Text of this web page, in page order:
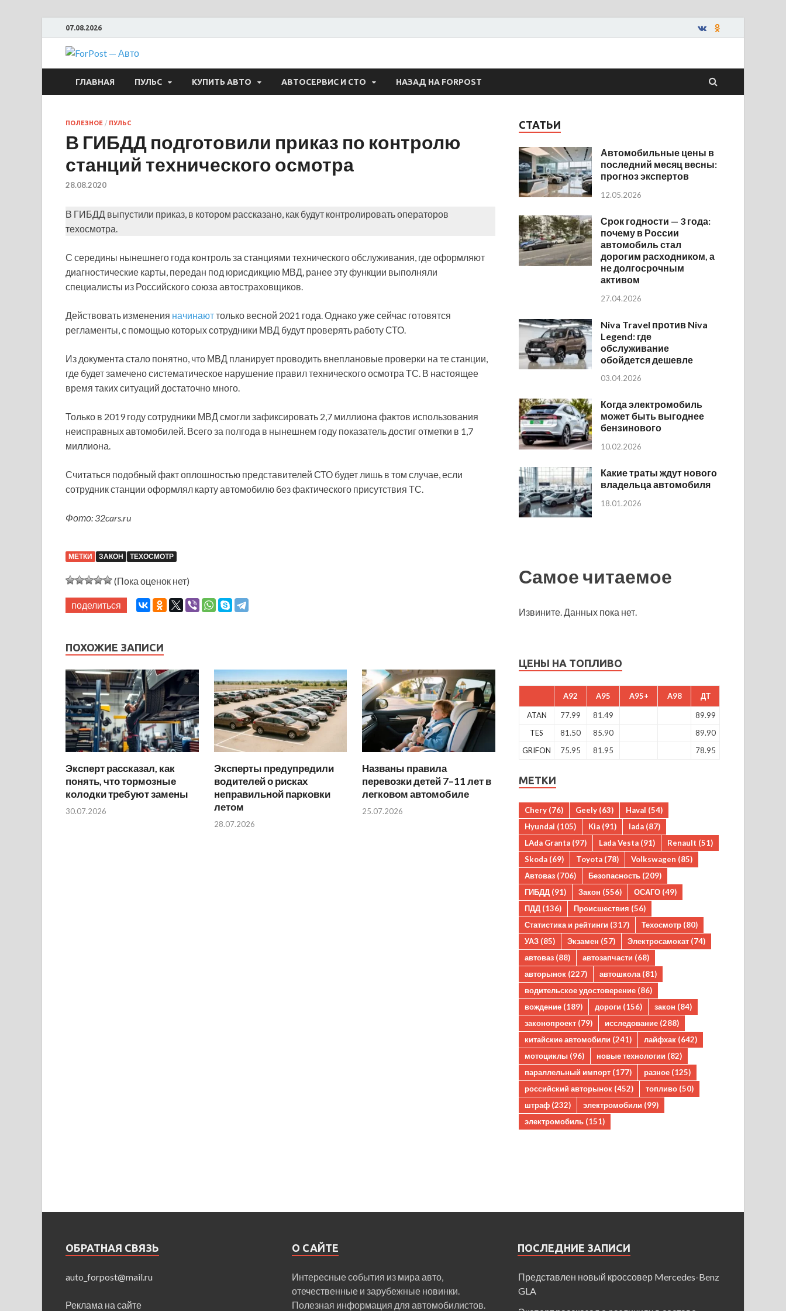
07.08.2026
ForPost — Авто
ГЛАВНАЯ ПУЛЬС КУПИТЬ АВТО АВТОСЕРВИС И СТО НАЗАД НА FORPOST
ПОЛЕЗНОЕ / ПУЛЬС
В ГИБДД подготовили приказ по контролю
станций технического осмотра
28.08.2020
В ГИБДД выпустили приказ, в котором рассказано, как будут контролировать операторов
техосмотра.
С середины нынешнего года контроль за станциями технического обслуживания, где оформляют
диагностические карты, передан под юрисдикцию МВД, ранее эту функции выполняли
специалисты из Российского союза автостраховщиков.
Действовать изменения начинаюттолько весной 2021 года. Однако уже сейчас готовятся
регламенты, с помощью которых сотрудники МВД будут проверять работу СТО.
Из документа стало понятно, что МВД планирует проводить внеплановые проверки на те станции,
где будет замечено систематическое нарушение правил технического осмотра ТС. В настоящее
время таких ситуаций достаточно много.
Только в 2019 году сотрудники МВД смогли зафиксировать 2,7 миллиона фактов использования
неисправных автомобилей. Всего за полгода в нынешнем году показатель достиг отметки в 1,7
миллиона.
Считаться подобный факт оплошностью представителей СТО будет лишь в том случае, если
сотрудник станции оформлял карту автомобилю без фактического присутствия ТС.
Фото: 32cars.ru
МЕТКИ ЗАКОН ТЕХОСМОТР
(Пока оценок нет)
поделиться
ПОХОЖИЕ ЗАПИСИ
Эксперт рассказал, как
понять, что тормозные
колодки требуют замены
30.07.2026
Эксперты предупредили
водителей о рисках
неправильной парковки
летом
28.07.2026
Названы правила
перевозки детей 7–11 лет в
легковом автомобиле
25.07.2026
СТАТЬИ
Автомобильные цены в
последний месяц весны:
прогноз экспертов
12.05.2026
Срок годности — 3 года:
почему в России
автомобиль стал
дорогим расходником, а
не долгосрочным
активом
27.04.2026
Niva Travel против Niva
Legend: где
обслуживание
обойдется дешевле
03.04.2026
Когда электромобиль
может быть выгоднее
бензинового
10.02.2026
Какие траты ждут нового
владельца автомобиля
18.01.2026
Самое читаемое
Извините. Данных пока нет.
ЦЕНЫ НА ТОПЛИВО
A92 A95 A95+ A98 ДТ
ATAN 77.99 81.49
89.99
TES
81.50 85.90
89.90
GRIFON
75.95 81.95 78.95
МЕТКИ
Chery (76) Geely (63) Haval (54)
Hyundai (105) Kia (91) lada (87)
LAda Granta (97) Lada Vesta (91) Renault (51)
Skoda (69) Toyota (78) Volkswagen (85)
Автоваз (706) Безопасность (209)
ГИБДД (91) Закон (556) ОСАГО (49)
ПДД (136) Происшествия (56)
Статистика и рейтинги (317) Техосмотр (80)
УАЗ (85) Экзамен (57) Электросамокат (74)
автоваз (88) автозапчасти (68)
авторынок (227) автошкола (81)
водительское удостоверение (86)
вождение (189) дороги (156) закон (84)
законопроект (79) исследование (288)
китайские автомобили (241) лайфхак (642)
мотоциклы (96) новые технологии (82)
параллельный импорт (177) разное (125)
российский авторынок (452) топливо (50)
штраф (232) электромобили (99)
электромобиль (151)
ОБРАТНАЯ СВЯЗЬ
auto_forpost@mail.ru
Реклама на сайте
О САЙТЕ
Интересные события из мира авто,
отечественные и зарубежные новинки.
Полезная информация для автомобилистов.
ПОСЛЕДНИЕ ЗАПИСИ
Представлен новый кроссовер Mercedes-Benz
GLA